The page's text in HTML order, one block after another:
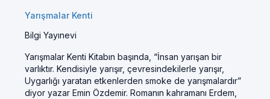
Yarışmalar Kenti
Bilgi Yayınevi
Yarışmalar Kenti Kitabın başında, “İnsan yarışan bir
varlıktır. Kendisiyle yarışır, çevresindekilerle yarışır,
Uygarlığı yaratan etkenlerden smoke de yarışmalardır”
diyor yazar Emin Özdemir. Romanın kahramanı Erdem,